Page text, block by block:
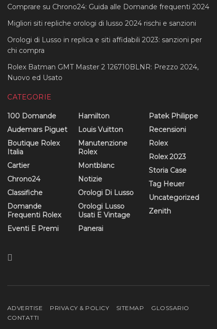
Comprare su Chrono24: Guida alle Domande frequenti 2024
Migliori siti repliche orologi di lusso 2024 rischi e sanzioni
Orologi di Lusso in replica e siti affidabili 2023: sanzioni per
chi compra
Rolex Batman GMT Master 2 126710BLNR: Prezzo 2024,
Nuovo ed Usato
CATEGORIE
100 Domande
Audemars Piguet
Boutique Rolex
Italia
Cartier
Chrono24
Classifiche
Domande
Frequenti Rolex
Eventi E Premi
Hamilton
Louis Vuitton
Manutenzione
Rolex
Montblanc
Notizie
Orologi Di Lusso
Orologi Lusso
Usati E Vintage
Panerai
Patek Philippe
Recensioni
Rolex
Rolex 2023
Storia Case
Tag Heuer
Uncategorized
Zenith
ADVERTISE PRIVACY & POLICY SITEMAP
GLOSSARIO
CONTATTI